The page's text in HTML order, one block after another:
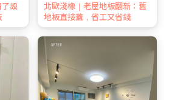
了設
北歐淺橡｜老屋地板翻新：舊
地板直接蓋，省工又省錢